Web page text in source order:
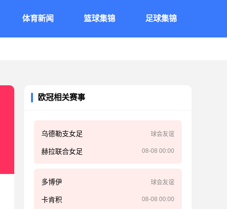
体育新闻 篮球集锦 足球集锦
欧冠相关赛事
乌德勒支女足 球会友谊
赫拉联合女足 08-08 00:00
多博伊 球会友谊
卡肯积 08-08 00:00